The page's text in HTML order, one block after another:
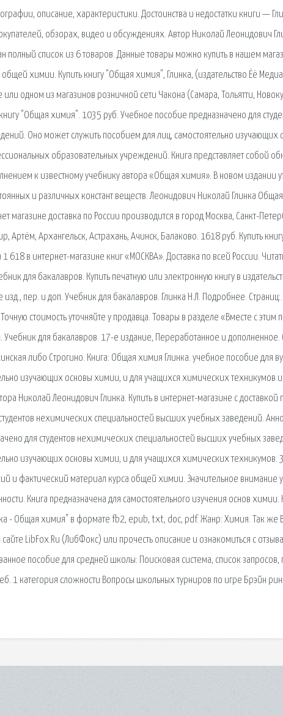
описание, характеристики. Достоинства и недостатки книги —
обзорах, видео и обсуждениях. Автор Николай Леонидович
полный список из 6 товаров. Данные товары можно купить в нашем
химии. Купить книгу "Общая химия", Глинка, (издательство Ёё
одном из магазинов розничной сети Чакона (Самара, Тольятти,
"Общая химия". 1035 руб. Учебное пособие предназначено для
Оно может служить пособием для лиц, самостоятельно изучающих
образовательных учреждений. Книга представляет собой
к известному учебнику автора «Общая химия». В новом издании
и различных констант веществ. Леонидович Николай Глинка
магазине доставка по России производится в город Москва, Санкт-
Артём, Архангельск, Астрахань, Ачинск, Балаково. 1618 руб. Купить
618 в интернет-магазине книг «МОСКВА». Доставка по всей России.
для бакалавров. Купить печатную или электронную книгу в
пер. и доп. Учебник для бакалавров. Глинка Н.Л. Подробнее. Страниц:.
стоимость уточняйте у продавца. Товары в разделе «Вместе с этим
для бакалавров. 17-е издание, Переработанное и дополненное.
либо Строгино. Книга: Общая химия Глинка. учебное пособие для
изучающих основы химии, и для учащихся химических техникумов
Николай Леонидович Глинка. Купить в интернет-магазине с доставкой
нехимических специальностей высших учебных заведений.
для студентов нехимических специальностей высших учебных
изучающих основы химии, и для учащихся химических техникумов.
и фактический материал курса общей химии. Значительное внимание
Книга предназначена для самостоятельного изучения основ химии.
- Общая химия" в формате fb2, epub, txt, doc, pdf. Жанр: Химия. Так же
LibFox.Ru (ЛибФокс) или прочесть описание и ознакомиться с
пособие для средней школы: Поисковая сиcтема, список
1 категория сложности Вопросы школьных турниров по игре Брэйн